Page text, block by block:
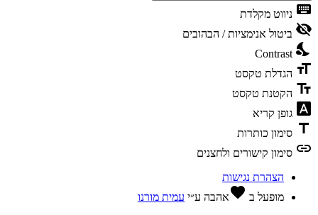
ניווט מקלדת
ביטול אנימציות / הבהובים
Contrast
הגדלת טקסט
הקטנת טקסט
גופן קריא
סימון כותרות
סימון קישורים ולחצנים
הצהרת נגישות
מופעל בfavoriteאהבהע״יעמית מורנו